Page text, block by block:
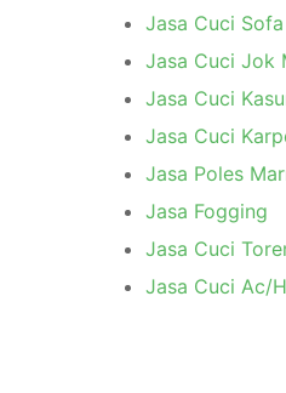
Jasa Cuci Sofa
Jasa Cuci Jok
Jasa Cuci
Jasa Cuci
Jasa Poles
Jasa Fogging
Jasa Cuci
Jasa Cuci Ac/